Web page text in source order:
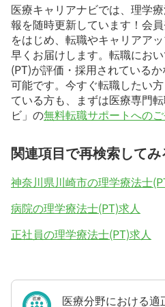
医療キャリアナビでは、理学
報を随時更新しています！会
をはじめ、転職やキャリアア
早くお届けします。転職にお
(PT)が評価・採用されている
可能です。今すぐ転職したい
ている方も、まずは医療専門
ビ」の無料転職サポートへの
関連項目で再検索してみ
神奈川県川崎市の理学療法士
病院の理学療法士(PT)求人
正社員の理学療法士(PT)求人
医療分野における